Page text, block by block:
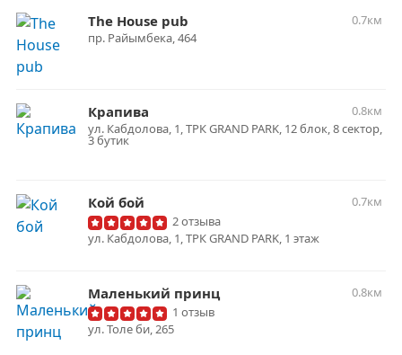
The House pub
0.7км
пр. Райымбека, 464
Крапива
0.8км
ул. Кабдолова, 1, ТРК GRAND PARK, 12 блок, 8 сектор,
3 бутик
Кой бой
0.7км
2 отзыва
​ул. ​Кабдолова, 1, ТРК GRAND PARK, ​1 этаж
Маленький принц
0.8км
1 отзыв
ул. Толе би, 265